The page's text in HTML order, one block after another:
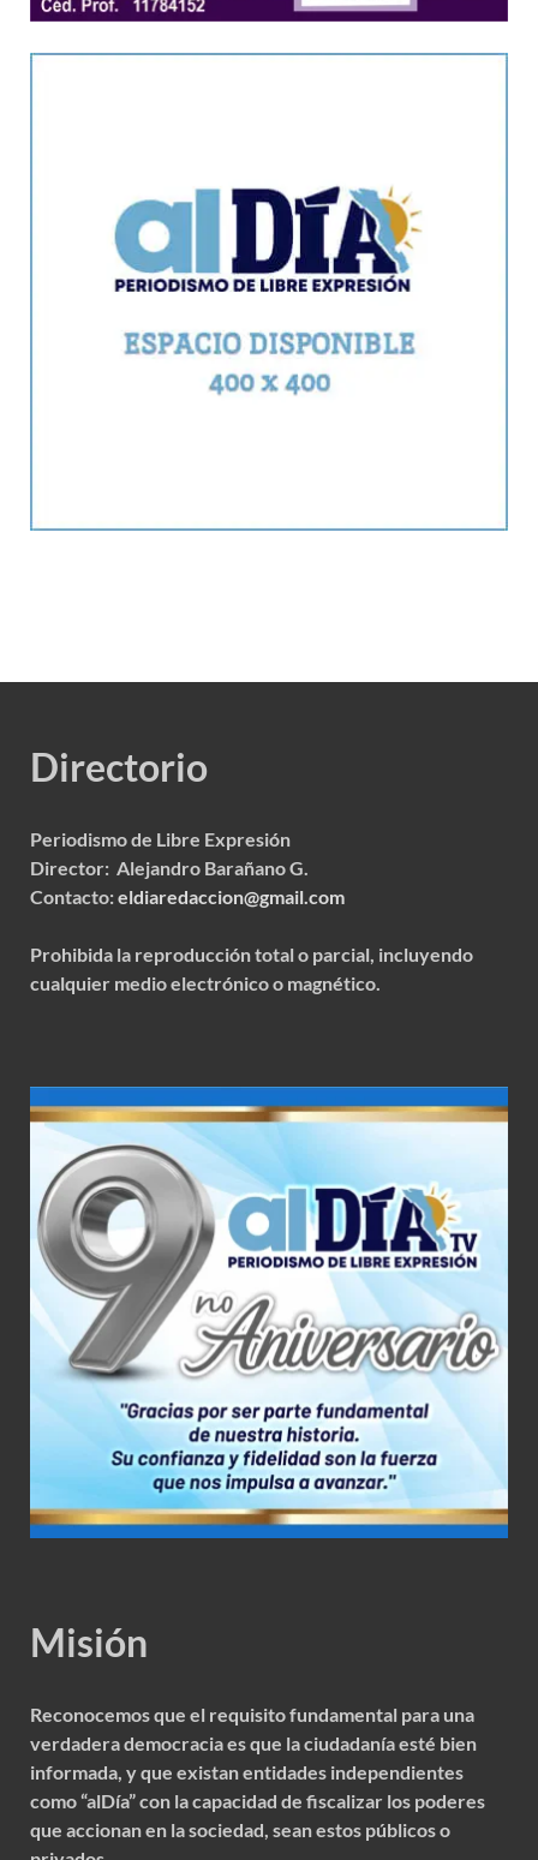
Directorio
Periodismo de Libre Expresión
Director: Alejandro Barañano G.
Contacto:eldiaredaccion@gmail.com
Prohibida la reproducción total o parcial, incluyendo
cualquier medio electrónico o magnético.
Misión
Reconocemos que el requisito fundamental para una
verdadera democracia es que la ciudadanía esté bien
informada, y que existan entidades independientes
como “alDía” con la capacidad de fiscalizar los poderes
que accionan en la sociedad, sean estos públicos o